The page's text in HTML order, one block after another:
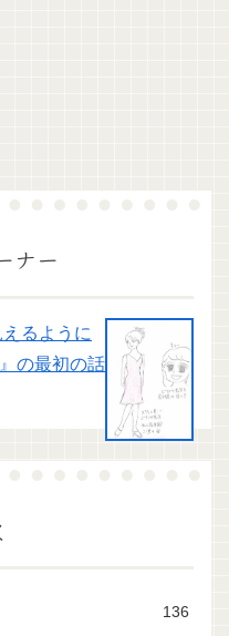
ナー
るように
の最初の話
136